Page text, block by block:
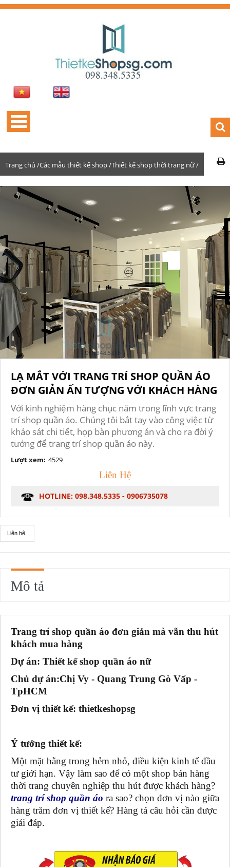
Trang chủ /Các mẫu thiết kế shop /Thiết kế shop thời trang nữ /
LẠ MẮT VỚI TRANG TRÍ SHOP QUẦN ÁO
ĐƠN GIẢN ẤN TƯỢNG VỚI KHÁCH HÀNG
Với kinh nghiệm hàng chục năm trong lĩnh vực trang
trí shop quần áo. Chúng tôi bắt tay vào công việc từ
khảo sát chi tiết, họp bàn phương án và cho ra đời ý
tưởng để trang trí shop quần áo này.
Lượt xem: 4529
Liên Hệ
HOTLINE: 098.348.5335 - 0906735078
Liên hệ
Mô tả
Trang trí shop quần áo đơn giản mà vẫn thu hút
khách mua hàng
Dự án: Thiết kế shop quần áo nữ
Chủ dự án:Chị Vy - Quang Trung Gò Vấp -
TpHCM
Đơn vị thiết kế: thietkeshopsg
Ý tưởng thiết kế:
Một mặt bằng trong hẻm nhỏ, điều kiện kinh tế đầu
tư giới hạn. Vậy làm sao để có một shop bán hàng
thời trang chuyên nghiệp thu hút được khách hàng?
trang trí shop quần áo ra sao? chọn đơn vị nào giữa
hàng trăm đơn vị thiết kế? Hàng tá câu hỏi cần được
giải đáp.